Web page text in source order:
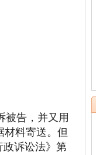
被告，并又用
材料寄送。但
政诉讼法》第